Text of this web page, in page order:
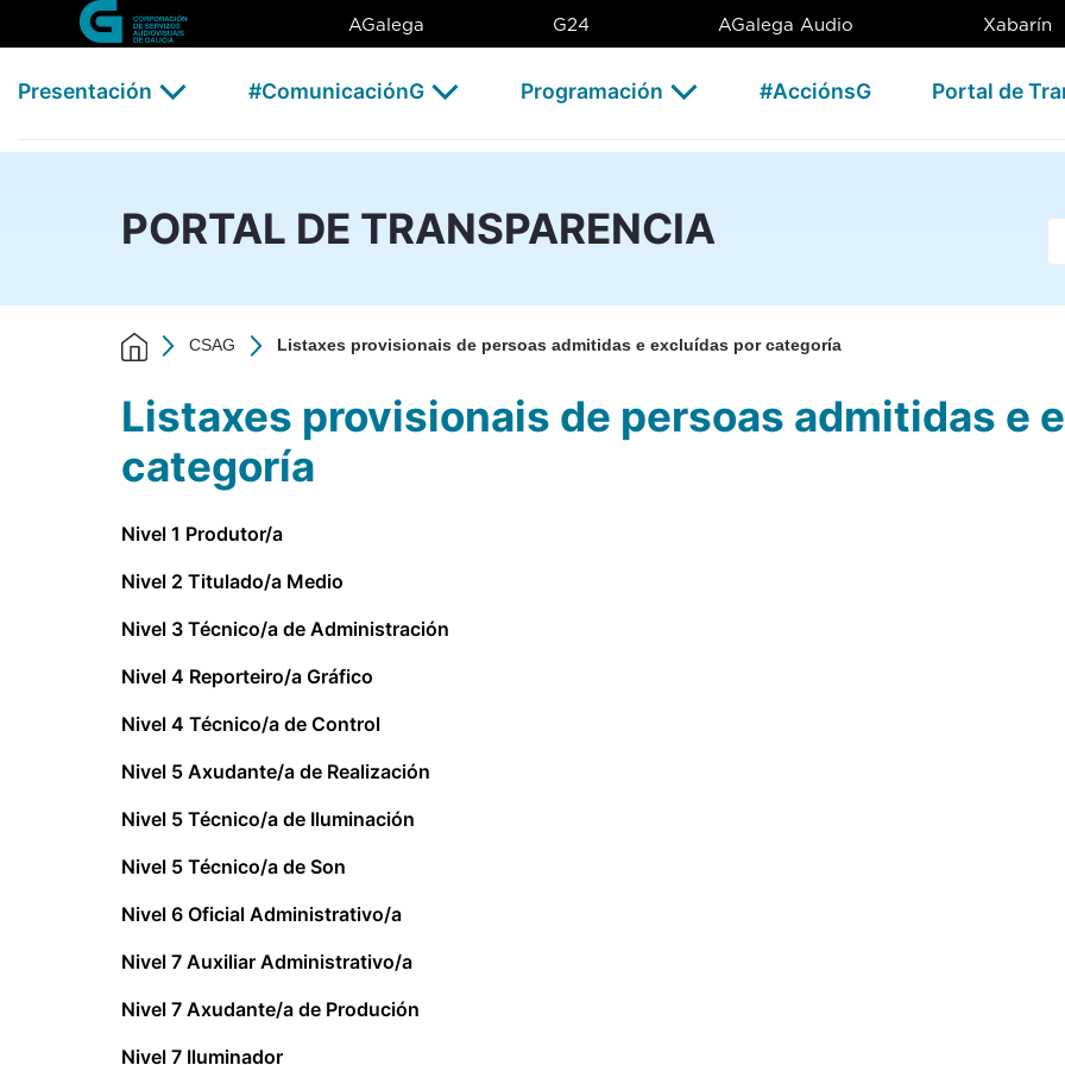
Skip to Main Content
Listaxes provisionais de persoas admitidas e excluídas por
AGalega G24 AGalega Audio Xabarín
Presentación #ComunicaciónG Programación #AcciónsG Portal de
PORTAL DE TRANSPARENCIA
CSAG Listaxes provisionais de persoas admitidas e excluídas por categoría
Listaxes provisionais de persoas admitidas e
categoría
Nivel 1 Produtor/a
Nivel 2 Titulado/a Medio
Nivel 3 Técnico/a de Administración
Nivel 4 Reporteiro/a Gráfico
Nivel 4 Técnico/a de Control
Nivel 5 Axudante/a de Realización
Nivel 5 Técnico/a de Iluminación
Nivel 5 Técnico/a de Son
Nivel 6 Oficial Administrativo/a
Nivel 7 Auxiliar Administrativo/a
Nivel 7 Axudante/a de Produción
Nivel 7 Iluminador